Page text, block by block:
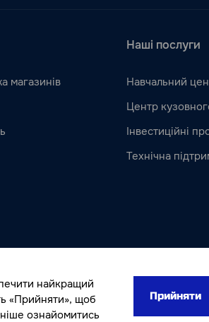
магазинів
Наші послуги
Навчальний
Центр
Інвестиційні
Технічна
найкращий
«Прийняти», щоб
ознайомитись
Прийняти